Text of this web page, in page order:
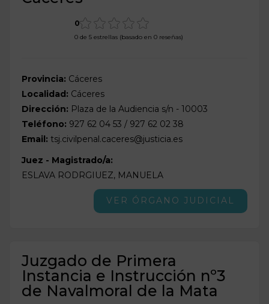
0
0 de 5 estrellas (basado en 0 reseñas)
Provincia: Cáceres
Localidad: Cáceres
Dirección: Plaza de la Audiencia s/n - 10003
Teléfono: 927 62 04 53 / 927 62 02 38
Email: tsj.civilpenal.caceres@justicia.es
Juez - Magistrado/a:
ESLAVA RODRGIUEZ, MANUELA
VER ÓRGANO JUDICIAL
Juzgado de Primera
Instancia e Instrucción nº3
de Navalmoral de la Mata